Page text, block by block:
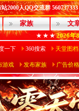
2000人QQ交流群 560737333
家族 文
★ ★ ★2026年
一下 360搜索 天堂图档
游戏 发布家族 广告价格